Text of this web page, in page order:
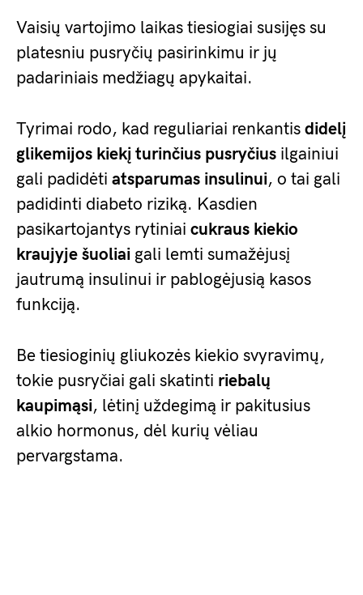
Vaisių vartojimo laikas tiesiogiai susijęs su
platesniu pusryčių pasirinkimu ir jų
padariniais medžiagų apykaitai.
Tyrimai rodo, kad reguliariai renkantis didelį
glikemijos kiekį turinčius pusryčius ilgainiui
gali padidėti atsparumas insulinui, o tai gali
padidinti diabeto riziką. Kasdien
pasikartojantys rytiniai cukraus kiekio
kraujyje šuoliai gali lemti sumažėjusį
jautrumą insulinui ir pablogėjusią kasos
funkciją.
Be tiesioginių gliukozės kiekio svyravimų,
tokie pusryčiai gali skatinti riebalų
kaupimąsi, lėtinį uždegimą ir pakitusius
alkio hormonus, dėl kurių vėliau
pervargstama.